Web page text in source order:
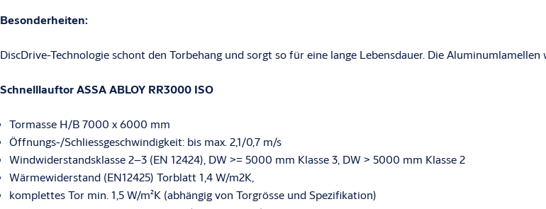
hochisolierenden, thermisch getrennten Sandwich-Lamellen erreicht einen ausgezeichneten U-Wert
Luftaustritt und fördert eine Verbesserung beim U-Wert.
Ihnen, Ihre Nachhaltigkeitsziele zu erreichen. Hinzu kommt das attraktive, moderne Design, das die
Besonderheiten:
DiscDrive-Technologie schont den Torbehang und sorgt so für eine lange Lebensdauer. Die
Schnelllauftor ASSA ABLOY RR3000 ISO
Tormasse H/B 7000 x 6000 mm
Öffnungs-/Schliessgeschwindigkeit: bis max. 2,1/0,7 m/s
Windwiderstandsklasse 2–3 (EN 12424), DW >= 5000 mm Klasse 3, DW > 5000 mm Klasse 2
Wärmewiderstand (EN12425) Torblatt 1,4 W/m2K,
komplettes Tor min. 1,5 W/m²K (abhängig von Torgrösse und Spezifikation)